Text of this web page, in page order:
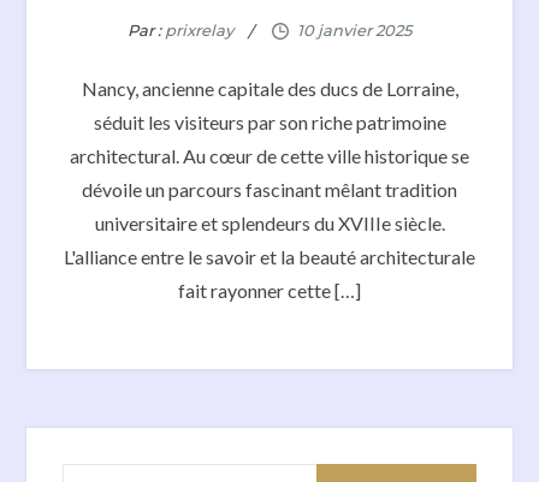
Par :prixrelay
Nancy, ancienne capitale des ducs de Lorraine,
séduit les visiteurs par son riche patrimoine
architectural. Au cœur de cette ville historique se
dévoile un parcours fascinant mêlant tradition
universitaire et splendeurs du XVIIIe siècle.
L'alliance entre le savoir et la beauté architecturale
fait rayonner cette […]